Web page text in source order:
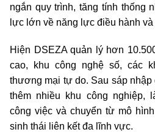
ngắn quy trình, tăng tính thống
lực lớn về năng lực điều hành
Hiện DSEZA quản lý hơn
cao, khu công nghệ số, các
thương mại tự do. Sau sáp
thêm nhiều khu công nghiệp,
công việc và chuyển từ mô
sinh thái liên kết đa lĩnh vực.